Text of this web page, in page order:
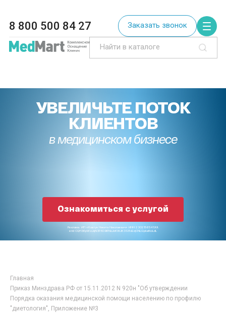
8 800 500 84 27 Заказать звонок
УВЕЛИЧЬТЕ ПОТОК
КЛИЕНТОВ
в медицинском бизнесе
Ознакомиться с услугой
Реклама. ИП «Ковтун Никита Николаевич» ИНН 230215654199.
erid CQH36pWzJqN3F4D9iFNoJoKWJK3S8xEzjCNLGpkafkoLdL
Главная
Приказ Минздрава РФ от 15.11.2012 N 920н "Об утверждении
Порядка оказания медицинской помощи населению по профилю
"диетология", Приложение №3